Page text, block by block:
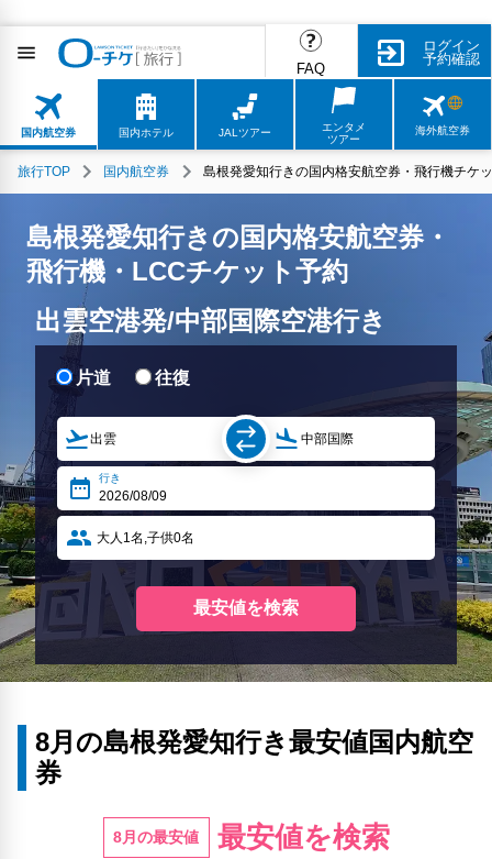
FAQ
ログイン
予約確認
国内航空券 国内ホテル JALツアー
エンタメ
ツアー
海外航空券
旅行TOP 国内航空券 島根発愛知行きの国内格安航空券・飛行機チケ
島根発愛知行きの国内格安航空券・
飛行機・LCCチケット予約
出雲空港発/中部国際空港行き
8月の島根発愛知行き最安値国内航空
券
8月の最安値 最安値を検索